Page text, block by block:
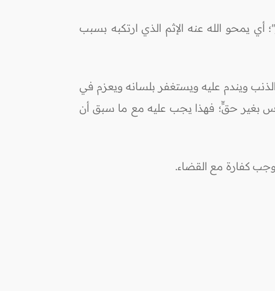
يمحو الله عنه الإثم الذي ارتكبه بسبب
ويندم عليه ويستغفر بلسانه ويعزم في
بغير حقٍّ؛ فهذا يجب عليه مع ما سبق أن
كفارة مع القضاء.